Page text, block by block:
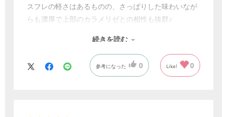
スフレの軽さはあるものの、さっぱりした味わいなが
らも濃厚で上部のカラメリゼとの相性も抜群♪
味しいチーズケーキでした。家族も大変気に入ったの
で、またリピートすると思います。
続きを読む
参考になった 0 Like! 0